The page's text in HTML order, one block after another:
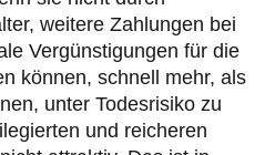
weitere Zahlungen bei
Vergünstigungen für die
können, schnell mehr, als
unter Todesrisiko zu
und reicheren